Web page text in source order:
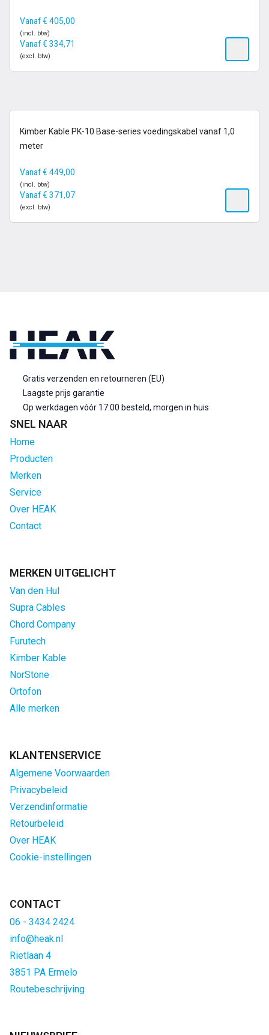
Vanaf€ 405,00
(incl. btw)
Vanaf€ 334,71
(excl. btw)
op voorraad
Kimber Kable PK-10 Base-series voedingskabel vanaf 1,0
meter
Vanaf€ 449,00
(incl. btw)
Vanaf€ 371,07
(excl. btw)
Gratis verzenden en retourneren (EU)
Laagste prijs garantie
Op werkdagen vóór 17:00 besteld, morgen in huis
SNEL NAAR
Home
Producten
Merken
Service
Over HEAK
Contact
MERKEN UITGELICHT
Van den Hul
Supra Cables
Chord Company
Furutech
Kimber Kable
NorStone
Ortofon
Alle merken
KLANTENSERVICE
Algemene Voorwaarden
Privacybeleid
Verzendinformatie
Retourbeleid
Over HEAK
Cookie-instellingen
CONTACT
06 - 3434 2424
info@heak.nl
Rietlaan 4
3851 PA Ermelo
Routebeschrijving